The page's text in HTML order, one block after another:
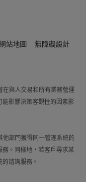
站地圖 無障礙設計
在與人交易和所有業務營運
影響決策客觀性的因素影
部門獲得同一管理系統的
。同樣地，若客戶尋求某
諮詢服務。